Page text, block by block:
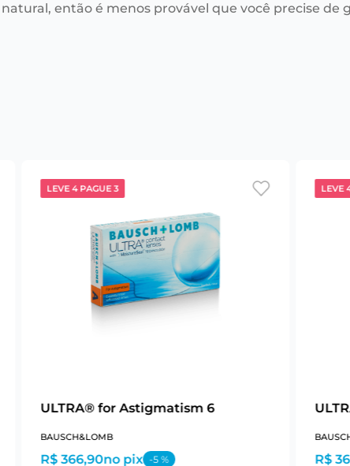
natural, então é menos provável que você precise de
LEVE 4 PAGUE 3
ULTRA® for Astigmatism 6
BAUSCH&LOMB
R$ 366,90no pix -5 %
LEVE
R$